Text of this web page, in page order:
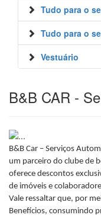
Tudo para o
Tudo para o
Vestuário
B&B CAR -
B&B Car – Serviços
um parceiro do clube de
oferece descontos
de imóveis e
Vale ressaltar que, por
Benefícios, consumindo